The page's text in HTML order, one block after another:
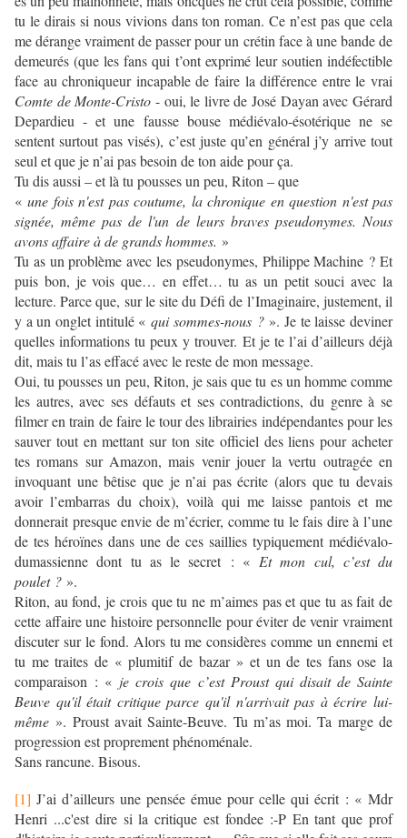
tu le dirais si nous vivions dans ton roman. Ce n’est pas que cela
me dérange vraiment de passer pour un crétin face à une bande de
demeurés (que les fans qui t’ont exprimé leur soutien indéfectible
face au chroniqueur incapable de faire la différence entre le vrai
Comte de Monte-Cristo - oui, le livre de José Dayan avec Gérard
Depardieu - et une fausse bouse médiévalo-ésotérique ne se
sentent surtout pas visés), c’est juste qu’en général j’y arrive tout
seul et que je n’ai pas besoin de ton aide pour ça.
Tu dis aussi – et là tu pousses un peu, Riton – que
«une fois n'est pas coutume, la chronique en question n'est pas
signée, même pas de l'un de leurs braves pseudonymes. Nous
avons affaire à de grands hommes. »
Tu as un problème avec les pseudonymes, Philippe Machine ? Et
puis bon, je vois que… en effet… tu as un petit souci avec la
lecture. Parce que, sur le site du Défi de l’Imaginaire, justement, il
y a un onglet intitulé «qui sommes-nous ?». Je te laisse deviner
quelles informations tu peux y trouver. Et je te l’ai d’ailleurs déjà
dit, mais tu l’as effacé avec le reste de mon message.
Oui, tu pousses un peu, Riton, je sais que tu es un homme comme
les autres, avec ses défauts et ses contradictions, du genre à se
filmer en train de faire le tour des librairies indépendantes pour les
sauver tout en mettant sur ton site officiel des liens pour acheter
tes romans sur Amazon, mais venir jouer la vertu outragée en
invoquant une bêtise que je n’ai pas écrite (alors que tu devais
avoir l’embarras du choix), voilà qui me laisse pantois et me
donnerait presque envie de m’écrier, comme tu le fais dire à l’une
de tes héroïnes dans une de ces saillies typiquement médiévalo-
dumassienne dont tu as le secret : « Et mon cul, c’est du
poulet ? ».
Riton, au fond, je crois que tu ne m’aimes pas et que tu as fait de
cette affaire une histoire personnelle pour éviter de venir vraiment
discuter sur le fond. Alors tu me considères comme un ennemi et
tu me traites de « plumitif de bazar » et un de tes fans ose la
comparaison : « je crois que c’est Proust qui disait de Sainte
Beuve qu'il était critique parce qu'il n'arrivait pas à écrire lui-
même ». Proust avait Sainte-Beuve. Tu m’as moi. Ta marge de
progression est proprement phénoménale.
Sans rancune. Bisous.
[1] J’ai d’ailleurs une pensée émue pour celle qui écrit : « Mdr
Henri ...c'est dire si la critique est fondee :-P En tant que prof